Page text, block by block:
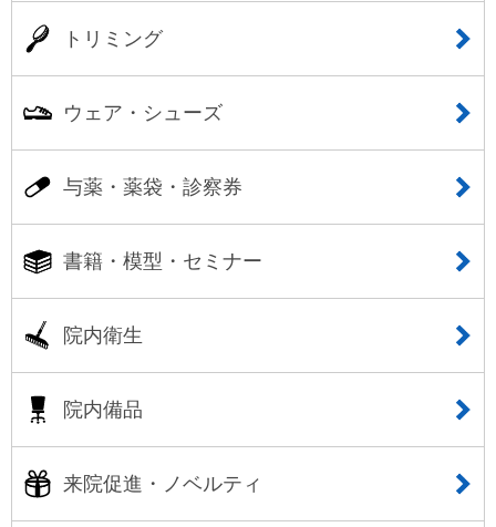
トリミング
ウェア・シューズ
与薬・薬袋・診察券
書籍・模型・セミナー
院内衛生
院内備品
来院促進・ノベルティ